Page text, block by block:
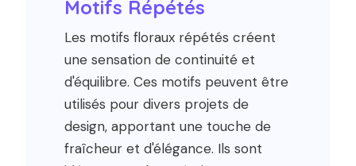
Motifs Répétés
Les motifs floraux répétés créent
une sensation de continuité et
d'équilibre. Ces motifs peuvent être
utilisés pour divers projets de
design, apportant une touche de
fraîcheur et d'élégance. Ils sont